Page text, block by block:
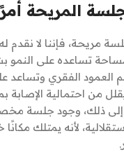
المريحة
مريحة، فإننا لا نقدم
تساعده على النمو
العمود الفقري
من احتمالية
إلى ذلك، وجود جلسة
لأنه يمتلك